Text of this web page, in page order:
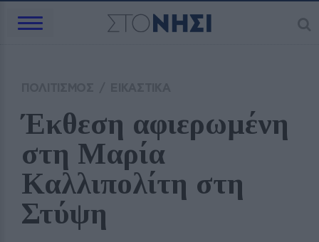
Έκθεση αφιερωμένη
στη Μαρία
Καλλιπολίτη στη
Στύψη